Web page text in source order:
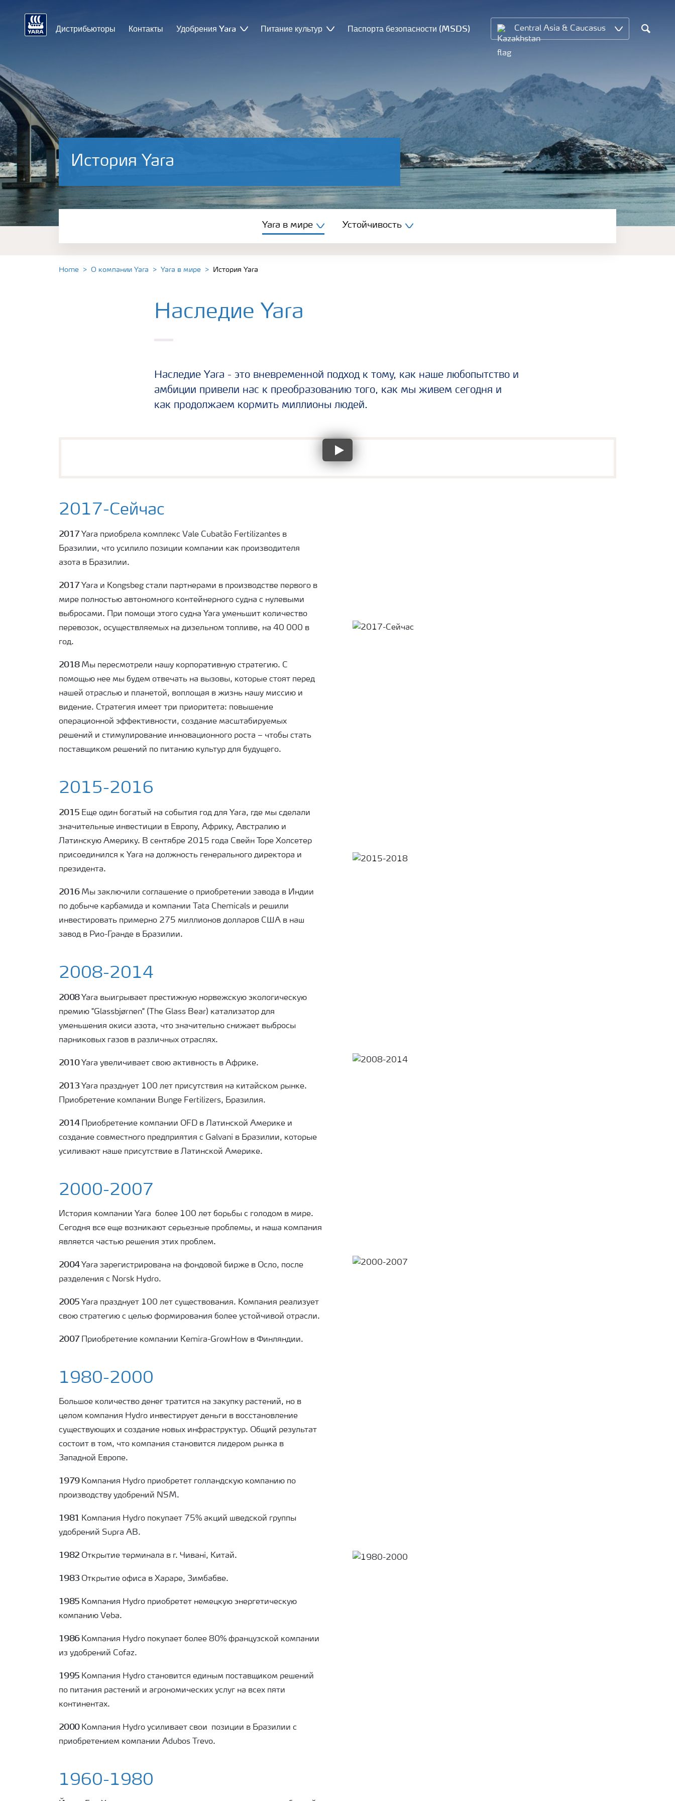
Дистрибьюторы Контакты Удобрения Yara Питание культур Паспорта безопасности (MSDS) Central Asia & Caucasus
Search
История Yara
Yara в мире
Yara в мире Устойчивость
Home О компании Yara Yara в мире История Yara
Наследие Yara
Наследие Yara - это вневременной подход к тому, как наше любопытство и
амбиции привели нас к преобразованию того, как мы живем сегодня и
как продолжаем кормить миллионы людей.
2017-Сейчас
2017 Yara приобрела комплекс Vale Cubatão Fertilizantes в
Бразилии, что усилило позиции компании как производителя
азота в Бразилии.
2017 Yara и Kongsbeg стали партнерами в производстве первого в
мире полностью автономного контейнерного судна с нулевыми
выбросами. При помощи этого судна Yara уменьшит количество
перевозок, осуществляемых на дизельном топливе, на 40 000 в
год.
2018Мы пересмотрели нашу корпоративную стратегию. С
помощью нее мы будем отвечать на вызовы, которые стоят перед
нашей отраслью и планетой, воплощая в жизнь нашу миссию и
видение. Стратегия имеет три приоритета: повышение
операционной эффективности, создание масштабируемых
решений и стимулирование инновационного роста – чтобы стать
поставщиком решений по питанию культур для будущего.
2015-2016
2015 Еще один богатый на события год для Yara, где мы сделали
значительные инвестиции в Европу, Африку, Австралию и
Латинскую Америку. В сентябре 2015 года Свейн Торе Холсетер
присоединился к Yara на должность генерального директора и
президента.
2016Мы заключили соглашение о приобретении завода в Индии
по добыче карбамида и компании Tata Chemicals и решили
инвестировать примерно 275 миллионов долларов США в наш
завод в Рио-Гранде в Бразилии.
2008-2014
2008 Yara выигрывает престижную норвежскую экологическую
премию "Glassbjørnen" (The Glass Bear) катализатор для
уменьшения окиси азота, что значительно снижает выбросы
парниковых газов в различных отраслях.
2010 Yara увеличивает свою активность в Африке.
2013 Yara празднует 100 лет присутствия на китайском рынке.
Приобретение компании Bunge Fertilizers, Бразилия.
2014Приобретение компании OFD в Латинской Америке и
создание совместного предприятия с Galvani в Бразилии, которые
усиливают наше присутствие в Латинской Америке.
2000-2007
История компании Yara более 100 лет борьбы с голодом в мире.
Сегодня все еще возникают серьезные проблемы, и наша компания
является частью решения этих проблем.
2004 Yara зарегистрирована на фондовой бирже в Осло, после
разделения с Norsk Hydro.
2005 Yara празднует 100 лет существования. Компания реализует
свою стратегию с целью формирования более устойчивой отрасли.
2007 Приобретение компании Kemira-GrowHow в Финляндии.
1980-2000
Большое количество денег тратится на закупку растений, но в
целом компания Hydro инвестирует деньги в восстановление
существующих и создание новых инфраструктур. Общий результат
состоит в том, что компания становится лидером рынка в
Западной Европе.
1979Компания Hydro приобретет голландскую компанию по
производству удобрений NSM.
1981 Компания Hydro покупает 75% акций шведской группы
удобрений Supra AB.
1982Открытие терминала в г. Чивані, Китай.
1983 Открытие офиса в Хараре, Зимбабве.
1985 Компания Hydro приобретет немецкую энергетическую
компанию Veba.
1986Компания Hydro покупает более 80% французской компании
из удобрений Cofaz.
1995 Компания Hydro становится единым поставщиком решений
по питания растений и агрономических услуг на всех пяти
континентах.
2000Компания Hydro усиливает свои
позиции в Бразилии с
приобретением компании Adubos Trevo.
1960-1980